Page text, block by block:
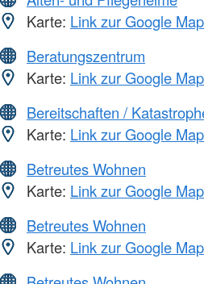
Karte: Link zur Google
Beratungszentrum
Karte: Link zur Google
Bereitschaften /
Karte: Link zur Google
Betreutes Wohnen
Karte: Link zur Google
Betreutes Wohnen
Karte: Link zur Google